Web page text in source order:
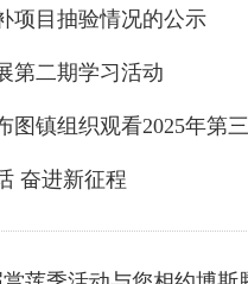
项目抽验情况的公示
第二期学习活动
奋进新征程